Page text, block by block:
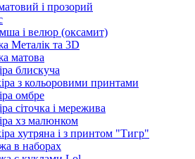
і прозорий
і велюр (оксамит)
Металік та 3D
матова
блискуча
з кольоровими принтами
омбре
сіточка і мережива
хз малюнком
хутряна і з принтом "Тигр"
в наборах